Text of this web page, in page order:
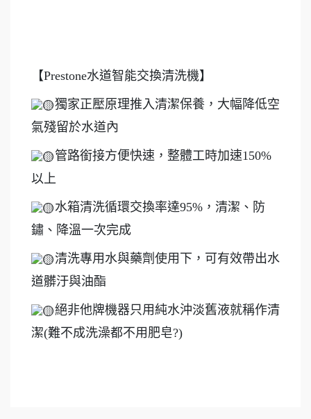
【Prestone水道智能交換清洗機】
獨家正壓原理推入清潔保養，大幅降低空
氣殘留於水道內
管路銜接方便快速，整體工時加速150%
以上
水箱清洗循環交換率達95%，清潔、防
鏽、降溫一次完成
清洗專用水與藥劑使用下，可有效帶出水
道髒汙與油酯
絕非他牌機器只用純水沖淡舊液就稱作清
潔(難不成洗澡都不用肥皂?)